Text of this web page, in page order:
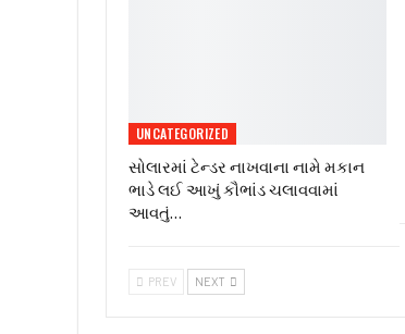
UNCATEGORIZED
સોલારમાં ટેન્ડર નાખવાના નામે મકાન
ભાડે લઈ આખું કૌભાંડ ચલાવવામાં
આવતું…
PREV NEXT